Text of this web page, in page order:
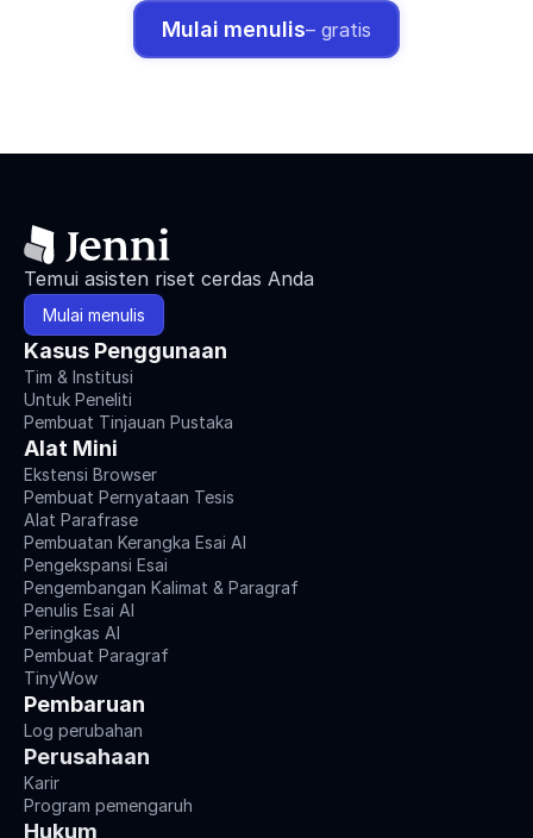
Mulai menulis– gratis
Temui asisten riset cerdas Anda
Mulai menulis
Kasus Penggunaan
Tim & Institusi
Untuk Peneliti
Pembuat Tinjauan Pustaka
Alat Mini
Ekstensi Browser
Pembuat Pernyataan Tesis
Alat Parafrase
Pembuatan Kerangka Esai AI
Pengekspansi Esai
Pengembangan Kalimat & Paragraf
Penulis Esai AI
Peringkas AI
Pembuat Paragraf
TinyWow
Pembaruan
Log perubahan
Perusahaan
Karir
Program pemengaruh
Hukum